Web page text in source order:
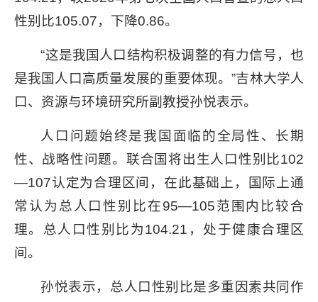
性别比105.07，下降0.86。
“这是我国人口结构积极调整的有力信号，也
是我国人口高质量发展的重要体现。”吉林大学人
口、资源与环境研究所副教授孙悦表示。
人口问题始终是我国面临的全局性、长期
性、战略性问题。联合国将出生人口性别比102
—107认定为合理区间，在此基础上，国际上通
常认为总人口性别比在95—105范围内比较合
理。总人口性别比为104.21，处于健康合理区
间。
孙悦表示，总人口性别比是多重因素共同作